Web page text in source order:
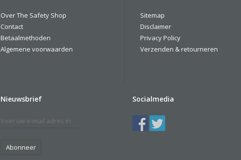
Over The Safety Shop
Contact
Betaalmethoden
Algemene voorwaarden
Sitemap
Disclaimer
Privacy Policy
Verzenden & retourneren
Nieuwsbrief
Abonneer
Socialmedia